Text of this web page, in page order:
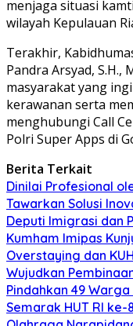
menjaga situasi
wilayah Kepulauan
Terakhir,
Pandra Arsyad, S.H.,
masyarakat yang
kerawanan serta
menghubungi Call
Polri Super Apps di
Berita Terkait
Dinilai Profesional
Tawarkan Solusi
Deputi Imigrasi dan
Kumham Imipas
Overstaying dan
Wujudkan
Pindahkan 49
Semarak HUT RI ke-